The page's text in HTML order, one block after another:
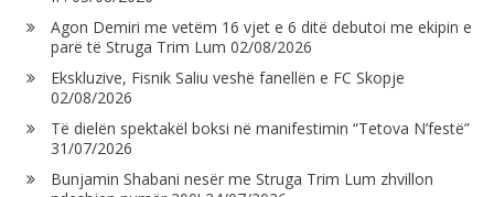
Agon Demiri me vetëm 16 vjet e 6 ditë debutoi me ekipin e
parë të Struga Trim Lum 02/08/2026
Ekskluzive, Fisnik Saliu veshë fanellën e FC Skopje
02/08/2026
Të dielën spektakël boksi në manifestimin “Tetova N’festë”
31/07/2026
Bunjamin Shabani nesër me Struga Trim Lum zhvillon